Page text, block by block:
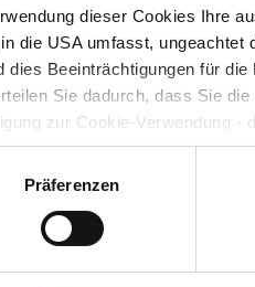
dieser Cookies Ihre
die USA umfasst,
Beeinträchtigungen für
Sie dadurch, dass Sie
zur Cookie-Verwendung
den Widerruf der
Verarbeitung nicht berührt.
Präferenzen
Austria
+43 5572 792
info@fhv.at
Subscribe to newsletter